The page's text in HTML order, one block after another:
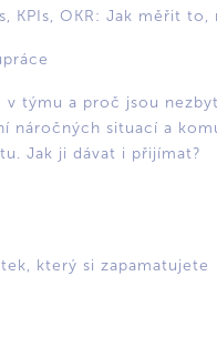
KPIs, OKR: Jak měřit
v týmu a proč jsou
náročných situací a
Jak ji dávat i přijímat?
který si zapamatujete